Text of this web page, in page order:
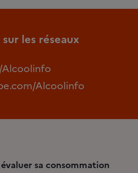
les réseaux
Alcoolinfo
sa consommation